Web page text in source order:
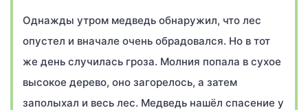
Однажды утром медведь обнаружил, что лес
опустел и вначале очень обрадовался. Но в тот
же день случилась гроза. Молния попала в сухое
высокое дерево, оно загорелось, а затем
заполыхал и весь лес. Медведь нашёл спасение у